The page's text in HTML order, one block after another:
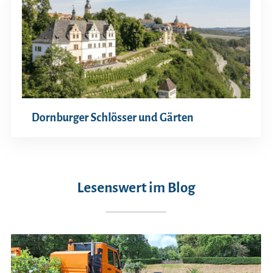
Dornburger Schlösser und Gärten
Lesenswert im Blog